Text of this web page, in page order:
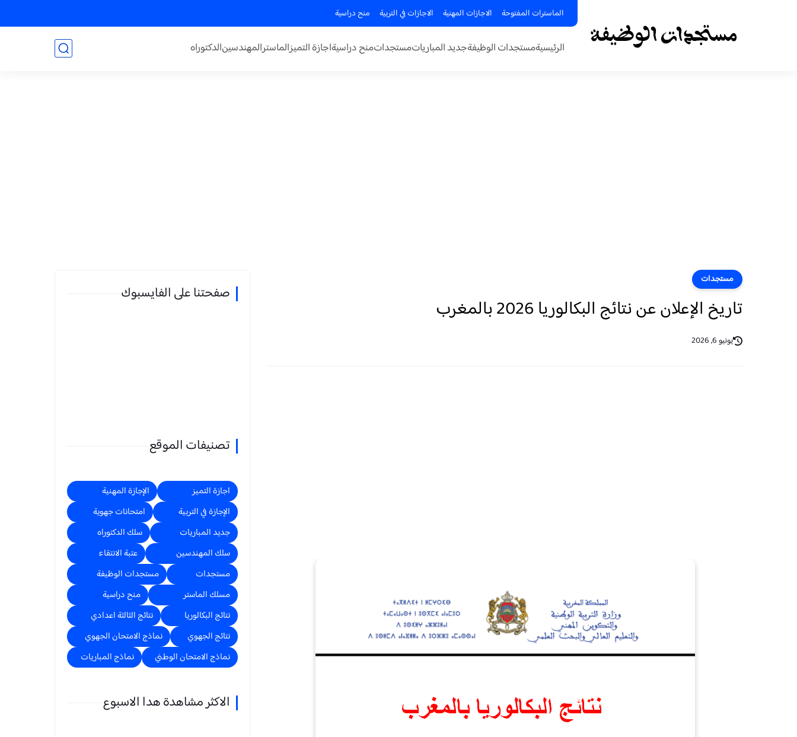
الماسترات المفتوحة الاجازات المهنية الاجازات في التربية منح دراسية
الرئيسيةمستجدات الوظيفةجديد المبارياتمستجداتمنح دراسيةاجازة التميزالماسترالمهندسينالدكتوراه
مستجدات
تاريخ الإعلان عن نتائج البكالوريا 2026 بالمغرب
يونيو 6, 2026
صفحتنا على الفايسبوك
تصنيفات الموقع
اجازة التميز
الإجازة المهنية
الإجازة في التربية
امتحانات جهوية
جديد المباريات
سلك الدكتوراه
سلك المهندسين
عتبة الانتقاء
مستجدات
مستجدات الوظيفة
مسلك الماستر
منح دراسية
نتائج البكالوريا
نتائج الثالثة اعدادي
نتائج الجهوي
نماذج الامتحان الجهوي
نماذج الامتحان الوطني
نماذج المباريات
الاكثر مشاهدة هدا الاسبوع